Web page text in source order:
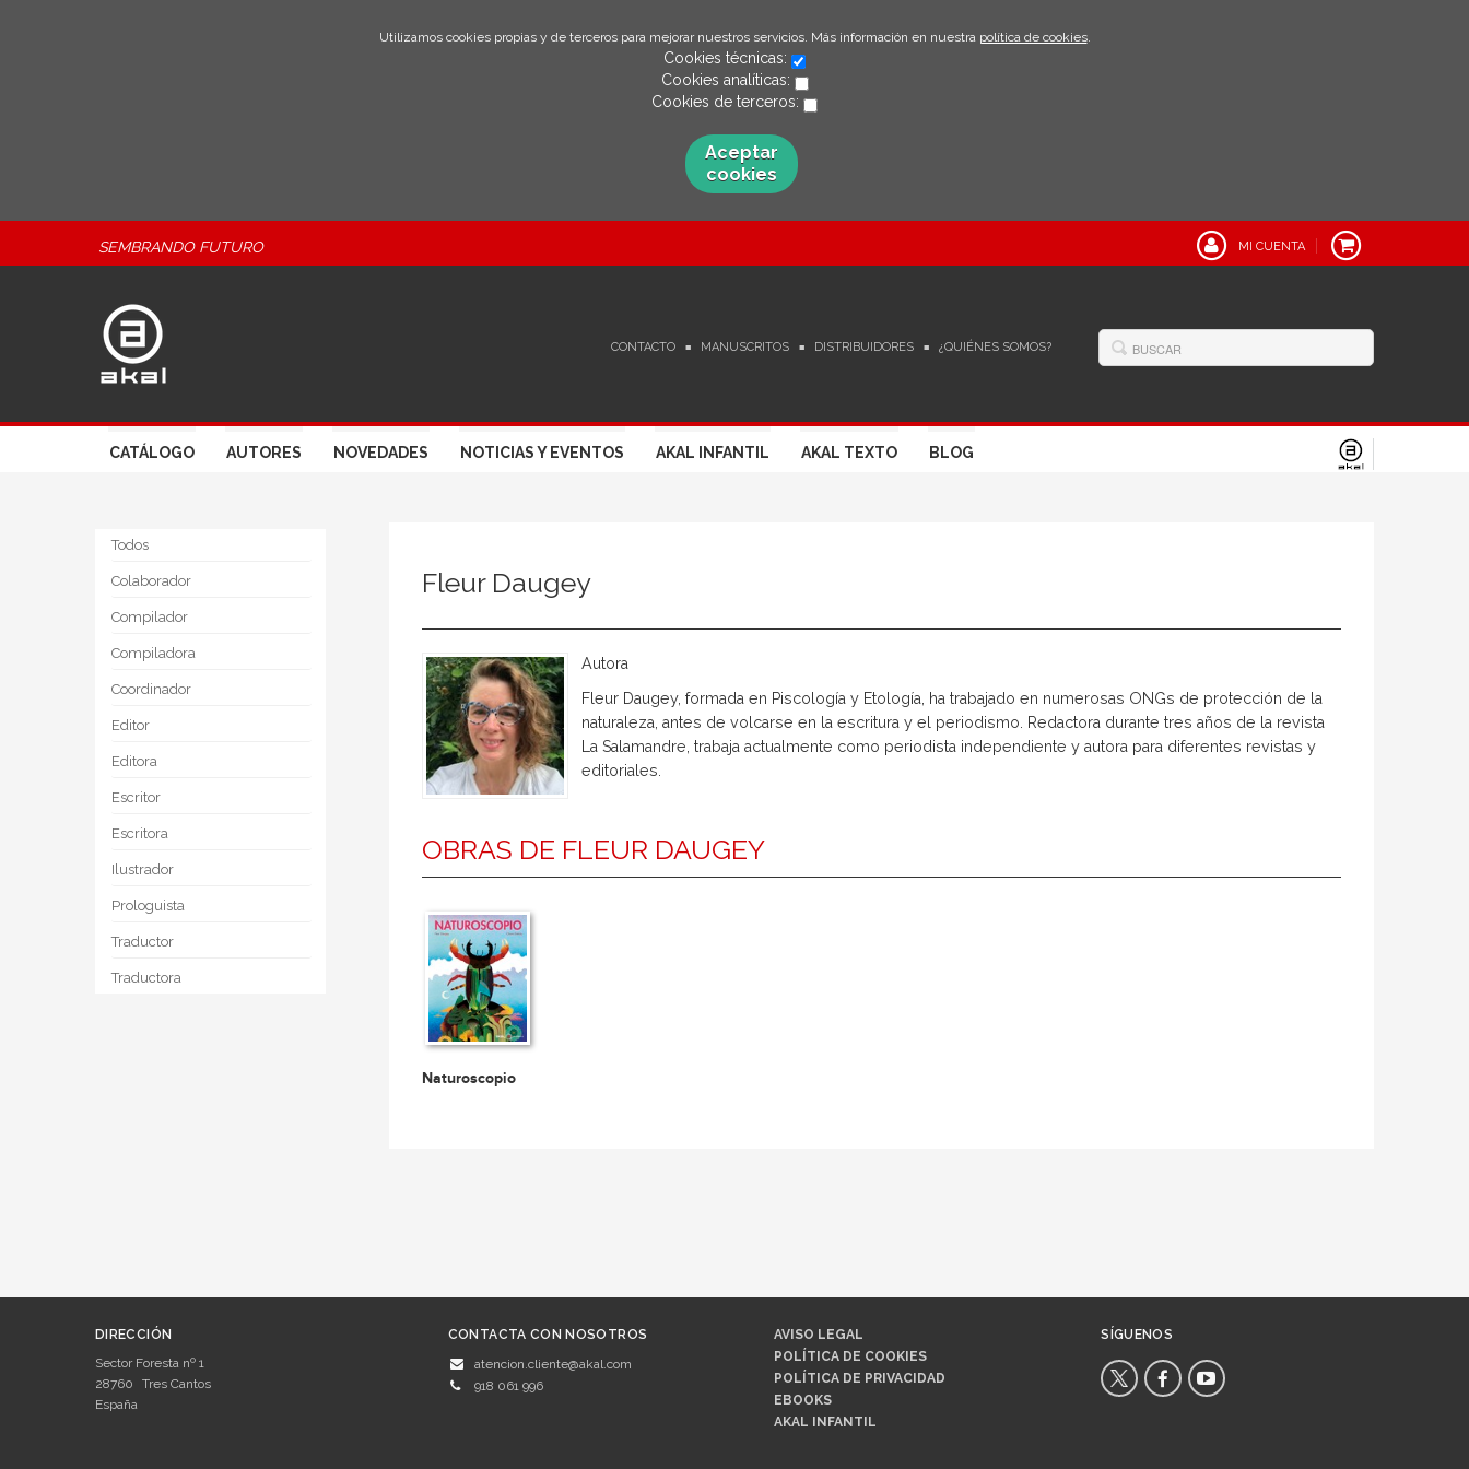
Utilizamos cookies propias y de terceros para mejorar nuestros servicios. Más información en nuestra política de cookies.
Cookies técnicas:
Cookies analíticas:
Cookies de terceros:
Aceptar
cookies
SEMBRANDO FUTURO MI CUENTA
CONTACTO MANUSCRITOS DISTRIBUIDORES ¿QUIÉNES SOMOS?
CATÁLOGO AUTORES NOVEDADES NOTICIAS Y EVENTOS AKAL INFANTIL AKAL TEXTO BLOG
Todos
Colaborador
Compilador
Compiladora
Coordinador
Editor
Editora
Escritor
Escritora
Ilustrador
Prologuista
Traductor
Traductora
Fleur Daugey
Autora
Fleur Daugey, formada en Piscología y Etología, ha trabajado en numerosas ONGs de protección de la
naturaleza, antes de volcarse en la escritura y el periodismo. Redactora durante tres años de la revista
La Salamandre, trabaja actualmente como periodista independiente y autora para diferentes revistas y
editoriales.
OBRAS DE FLEUR DAUGEY
Naturoscopio
DIRECCIÓN
Sector Foresta nº 1
28760
Tres Cantos
España
CONTACTA CON NOSOTROS
atencion.cliente@akal.com
918 061 996
AVISO LEGAL
POLÍTICA DE COOKIES
POLÍTICA DE PRIVACIDAD
EBOOKS
AKAL INFANTIL
SÍGUENOS